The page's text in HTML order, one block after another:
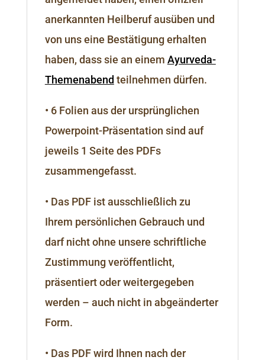
anerkannten Heilberuf ausüben und
von uns eine Bestätigung erhalten
haben, dass sie an einem Ayurveda-
Themenabend teilnehmen dürfen.
• 6 Folien aus der ursprünglichen
Powerpoint-Präsentation sind auf
jeweils 1 Seite des PDFs
zusammengefasst.
• Das PDF ist ausschließlich zu
Ihrem persönlichen Gebrauch und
darf nicht ohne unsere schriftliche
Zustimmung veröffentlicht,
präsentiert oder weitergegeben
werden – auch nicht in abgeänderter
Form.
• Das PDF wird Ihnen nach der